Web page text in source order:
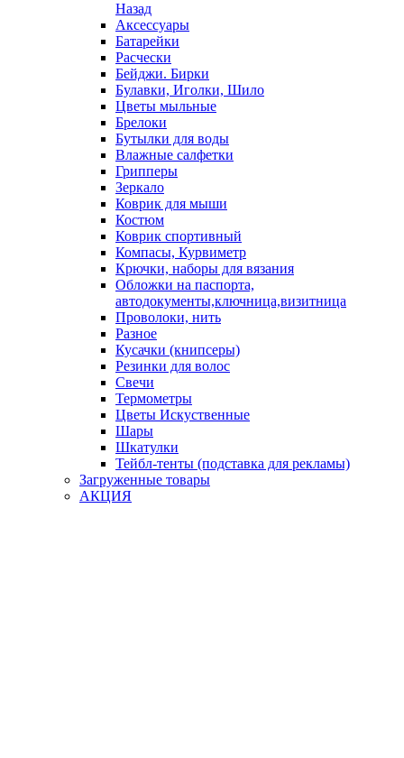
Назад
Аксессуары
Батарейки
Расчески
Бейджи. Бирки
Булавки, Иголки, Шило
Цветы мыльные
Брелоки
Бутылки для воды
Влажные салфетки
Грипперы
Зеркало
Коврик для мыши
Костюм
Коврик спортивный
Компасы, Курвиметр
Крючки, наборы для вязания
Обложки на паспорта,
автодокументы,ключница,визитница
Проволоки, нить
Разное
Кусачки (книпсеры)
Резинки для волос
Свечи
Термометры
Цветы Искуственные
Шары
Шкатулки
Тейбл-тенты (подставка для рекламы)
Загруженные товары
АКЦИЯ